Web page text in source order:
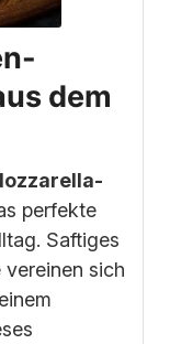
dem
perfekte
Saftiges
vereinen sich